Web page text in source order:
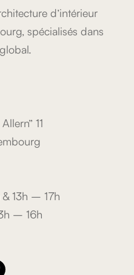
d’intérieur
spécialisés dans
11
13h – 17h
– 16h